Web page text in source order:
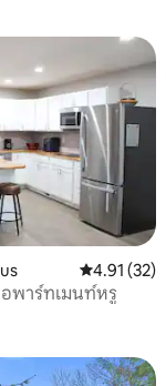
คะแนนเฉลี่ย
4.91 (32)
พาร์ทเมนท์หรู